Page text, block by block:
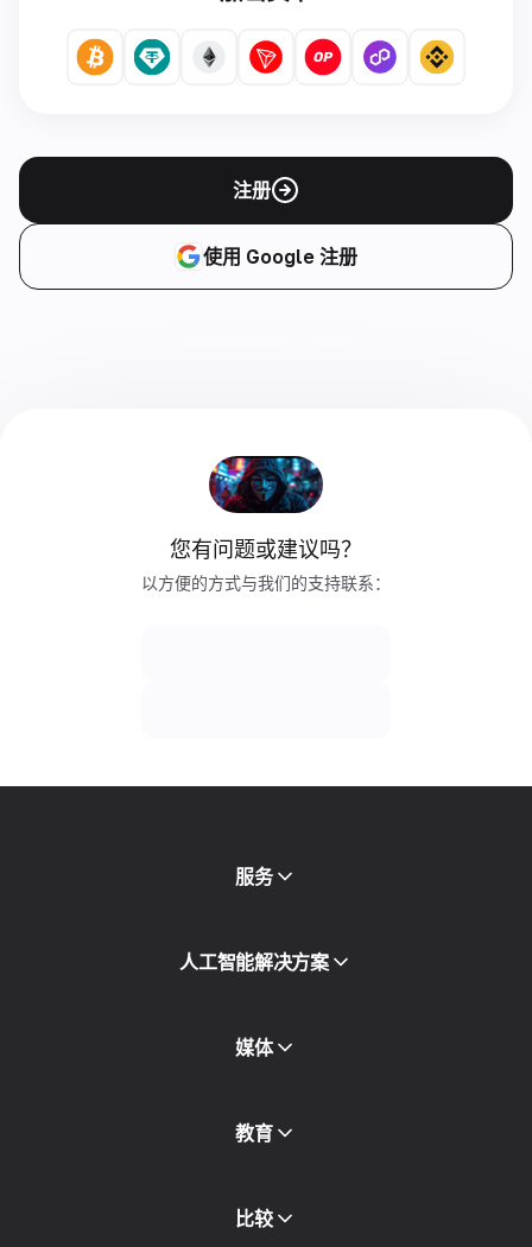
注册
使用 Google 注册
您有问题或建议吗？
以方便的方式与我们的支持联系：
服务
移动代理
住宅代理
代理目录
人工智能解决方案
媒体
博客和文章
合作伙伴
教育
免费书
比较